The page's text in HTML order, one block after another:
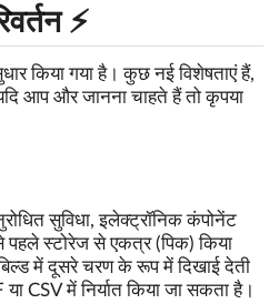
⚡️
किया गया है। कुछ नई विशेषताएं हैं,
आप और जानना चाहते हैं तो कृपया
सुविधा, इलेक्ट्रॉनिक कंपोनेंट
पहले स्टोरेज से एकत्र (पिक) किया
में दूसरे चरण के रूप में दिखाई देती
CSV में निर्यात किया जा सकता है।